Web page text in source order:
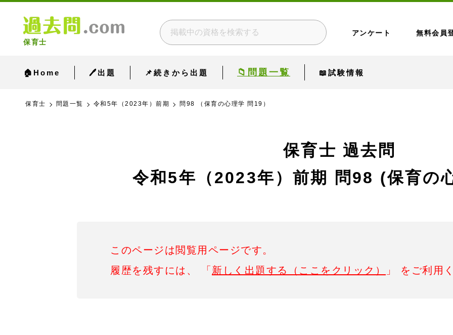
保育士
アンケート 無料会員
🏠Home 🖊出題 📌続きから出題 📁問題一覧 📖試験情報
保育士 問題一覧 令和5年（2023年）前期 問98 （保育の心理学 問19）
保育士 過去問
令和5年（2023年）前期
問98 (保育の
このページは閲覧用ページです。
履歴を残すには、 「 新しく出題する（ここをクリック） 」 をご利用